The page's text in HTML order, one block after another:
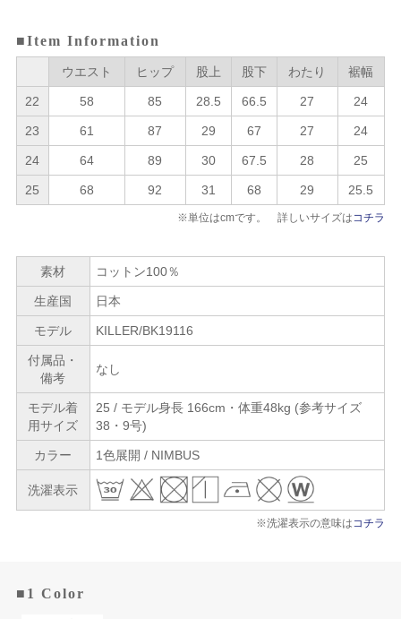
■Item Information
ウエスト ヒップ 股上 股下 わたり 裾幅
22 58 85 28.5 66.5 27 24
23 61 87 29 67 27 24
24 64 89 30 67.5 28 25
25 68 92 31 68 29 25.5
※単位はcmです。 詳しいサイズは コチラ
素材 コットン100％
生産国 日本
モデル KILLER/BK19116
付属品・
備考
なし
モデル着
用サイズ
25 / モデル身長 166cm・体重48kg (参考サイズ
38・9号)
カラー 1色展開 / NIMBUS
洗濯表示
※洗濯表示の意味は コチラ
■1 Color